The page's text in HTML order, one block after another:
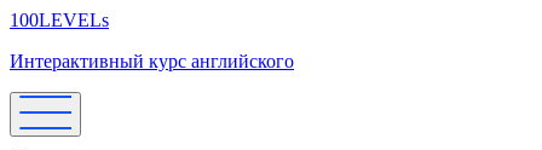
100LEVELs
Интерактивный курс английского